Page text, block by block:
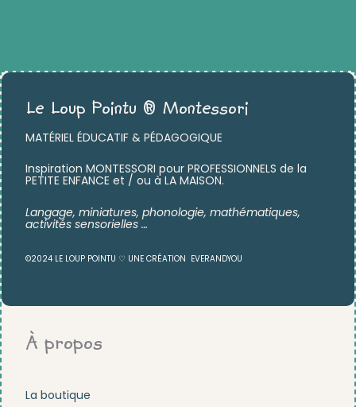
Le Loup Pointu ® Montessori
MATÉRIEL ÉDUCATIF & PÉDAGOGIQUE
Inspiration MONTESSORI pour PROFESSIONNELS de la
PETITE ENFANCE et / ou à LA MAISON.
Langage, miniatures, phonologie, mathématiques,
activités sensorielles …
©2024 LE LOUP POINTU ♡ UNE CRÉATION EVERANDYOU
À propos
La boutique